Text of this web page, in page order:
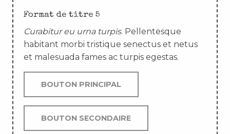
Format de titre 5
Curabitur eu urna turpis. Pellentesque
habitant morbi tristique senectus et netus
et malesuada fames ac turpis egestas.
BOUTON PRINCIPAL
BOUTON SECONDAIRE